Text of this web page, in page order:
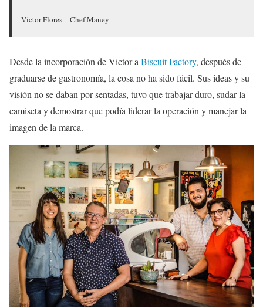
Victor Flores – Chef Maney
Desde la incorporación de Victor a Biscuit Factory, después de
graduarse de gastronomía, la cosa no ha sido fácil. Sus ideas y su
visión no se daban por sentadas, tuvo que trabajar duro, sudar la
camiseta y demostrar que podía liderar la operación y manejar la
imagen de la marca.